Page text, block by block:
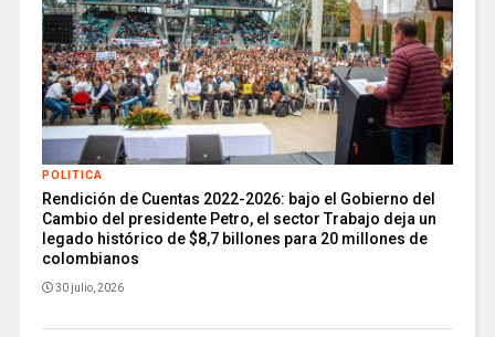
POLITICA
Rendición de Cuentas 2022-2026: bajo el Gobierno del
Cambio del presidente Petro, el sector Trabajo deja un
legado histórico de $8,7 billones para 20 millones de
colombianos
30 julio, 2026